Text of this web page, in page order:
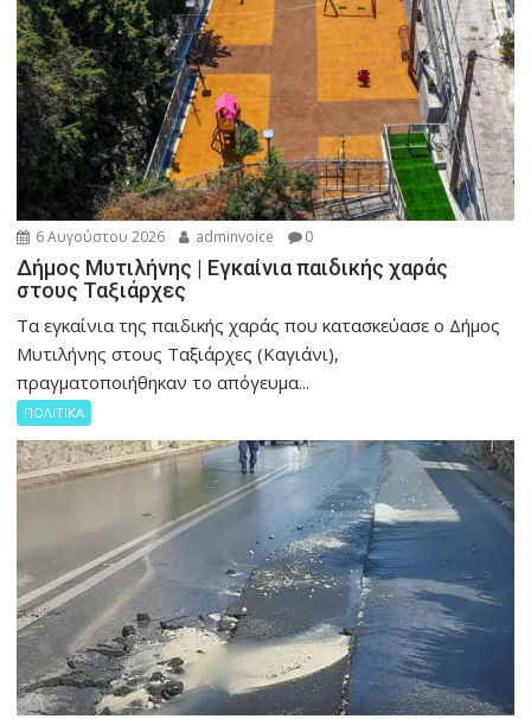
6 Αυγούστου 2026 adminvoice 0
Δήμος Μυτιλήνης | Εγκαίνια παιδικής χαράς
στους Ταξιάρχες
Tα εγκαίνια της παιδικής χαράς που κατασκεύασε ο Δήμος
Μυτιλήνης στους Ταξιάρχες (Καγιάνι),
πραγματοποιήθηκαν το απόγευμα...
ΠΟΛΙΤΙΚΑ